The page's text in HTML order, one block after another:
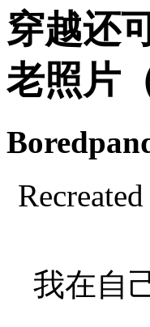
穿越还
老照片
我在自